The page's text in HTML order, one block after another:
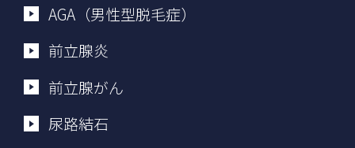
AGA（男性型脱毛症）
前立腺炎
前立腺がん
尿路結石